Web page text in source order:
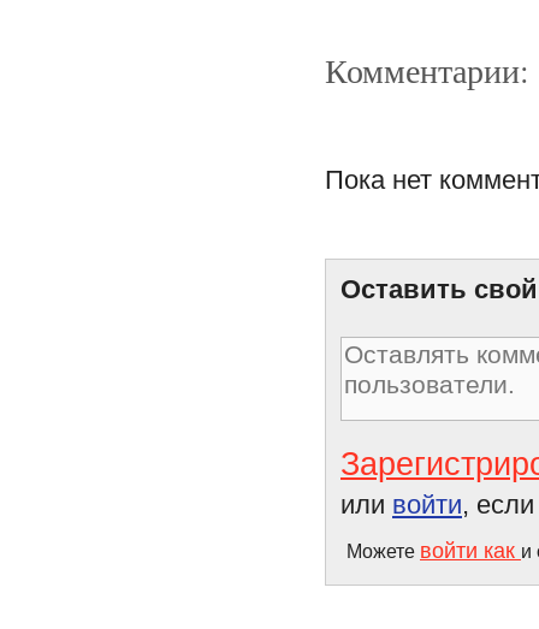
Комментарии:
Пока нет
Оставить
или войти,
Можете войти как и